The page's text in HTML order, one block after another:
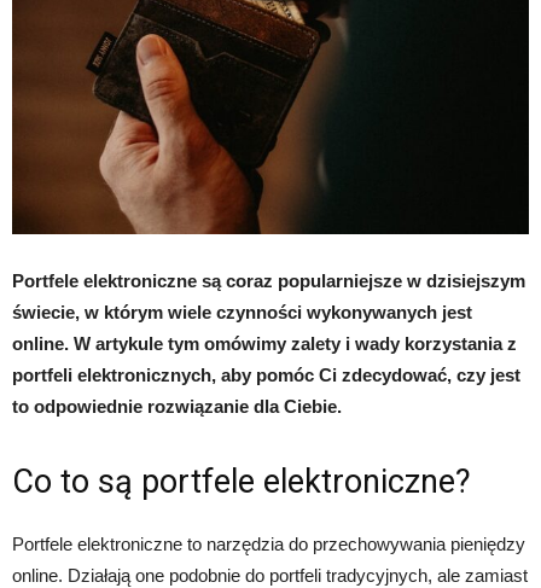
Portfele elektroniczne są coraz popularniejsze w dzisiejszym
świecie, w którym wiele czynności wykonywanych jest
online. W artykule tym omówimy zalety i wady korzystania z
portfeli elektronicznych, aby pomóc Ci zdecydować, czy jest
to odpowiednie rozwiązanie dla Ciebie.
Co to są portfele elektroniczne?
Portfele elektroniczne to narzędzia do przechowywania pieniędzy
online. Działają one podobnie do portfeli tradycyjnych, ale zamiast